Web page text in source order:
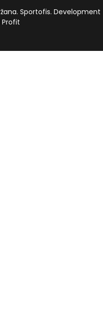
Sportofis. Development
Profit